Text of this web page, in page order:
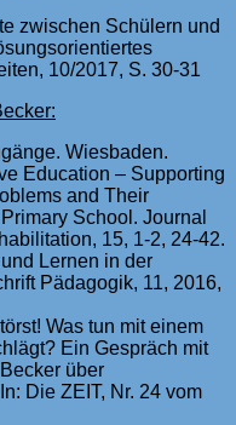
zwischen Schülern und
10/2017, S. 30-31
Wiesbaden.
Education – Supporting
and Their
School. Journal
15, 1-2, 24-42.
Lernen in der
Pädagogik, 11, 2016,
Was tun mit einem
Ein Gespräch mit
über
Die ZEIT, Nr. 24 vom